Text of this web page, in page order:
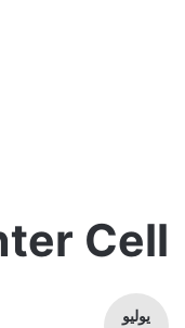
Cell
يوليو